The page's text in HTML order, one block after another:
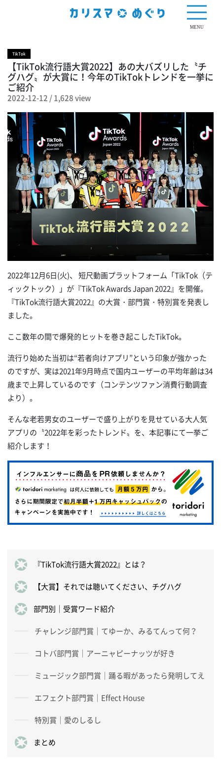
MENU
TikTok
【TikTok流行語大賞2022】あの大バズリした〝チ
グハグ〟が大賞に！今年のTikTokトレンドを一挙に
ご紹介
2022-12-12 /1,628 view
2022年12月6日(火)、 短尺動画プラットフォーム「TikTok（テ
ィックトック）」が『TikTok Awards Japan 2022』を開催。
『TikTok流行語大賞2022』の大賞・部門賞・特別賞を発表し
ました。
ここ数年の間で爆発的ヒットを巻き起こしたTikTok。
流行り始めた当初は“若者向けアプリ”という印象が強かった
のですが、実は2021年9月時点で国内ユーザーの平均年齢は34
歳まで上昇しているのです（コンテンツファン消費行動調査
より）。
そんな老若男女のユーザーで盛り上がりを見せている大人気
アプリの〝2022年を彩ったトレンド〟を、本記事にて一挙ご
紹介します！
『TikTok流行語大賞2022』とは？
【大賞】それでは聴いてください、チグハグ
部門別｜受賞ワード紹介
チャレンジ部門賞｜てゆーか、みるてんって何？
コトバ部門賞｜アーニャピーナッツが好き
ミュージック部門賞｜踊る暇があったら発明してえ
エフェクト部門賞｜Effect House
特別賞｜愛のしるし
まとめ